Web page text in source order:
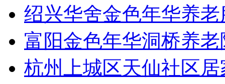
绍兴华舍金色年华养
富阳金色年华洞桥养老
杭州上城区天仙社区